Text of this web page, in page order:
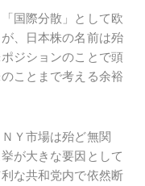
国際分散」として欧
、日本株の名前は殆
ジションのことで頭
ことまで考える余裕
Ｙ市場は殆ど無関
が大きな要因として
な共和党内で依然断